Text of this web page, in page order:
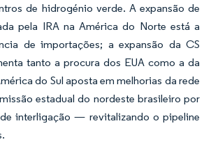
de hidrogénio verde. A expansão de
pela IRA na América do Norte está a
de importações; a expansão da CS
tanto a procura dos EUA como a da
do Sul aposta em melhorias da rede
estadual do nordeste brasileiro por
interligação — revitalizando o pipeline